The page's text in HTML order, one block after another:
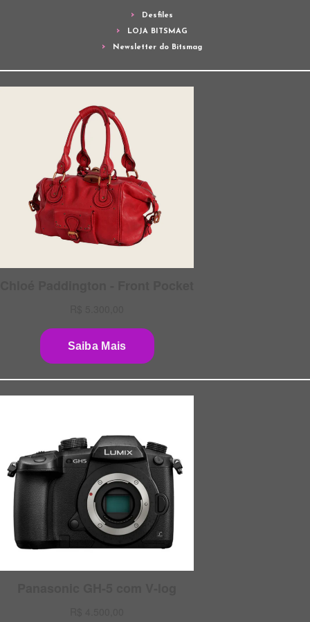
Desfiles
LOJA BITSMAG
Newsletter do Bitsmag